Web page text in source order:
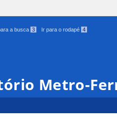
a busca 3 Ir para o rodapé 4
Metro-